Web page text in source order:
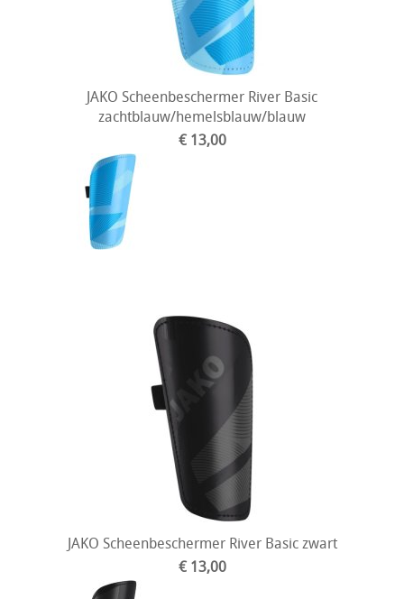
JAKO Scheenbeschermer River Basic
zachtblauw/hemelsblauw/blauw
€ 13,00
JAKO Scheenbeschermer River Basic zwart
€ 13,00